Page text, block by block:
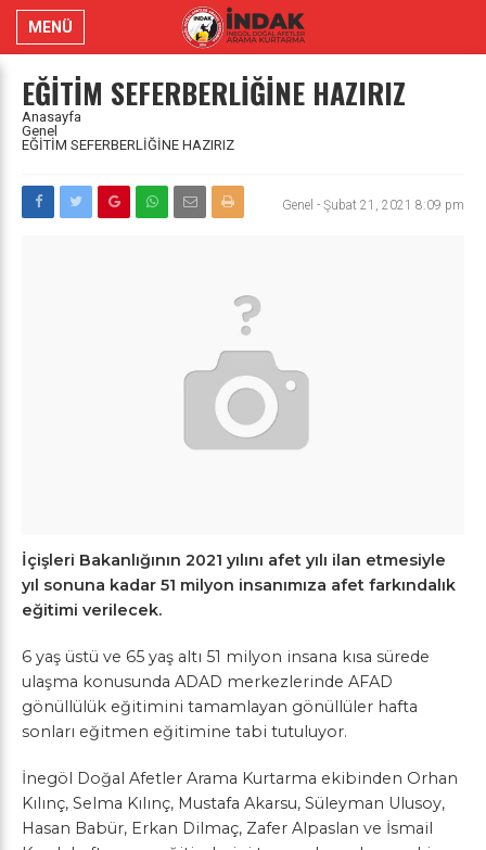
MENÜ
EĞİTİM SEFERBERLİĞİNE HAZIRIZ
Anasayfa
Genel
EĞİTİM SEFERBERLİĞİNE HAZIRIZ
Genel - Şubat 21, 2021 8:09 pm
İçişleri Bakanlığının 2021 yılını afet yılı ilan etmesiyle
yıl sonuna kadar 51 milyon insanımıza afet farkındalık
eğitimi verilecek.
6 yaş üstü ve 65 yaş altı 51 milyon insana kısa sürede
ulaşma konusunda ADAD merkezlerinde AFAD
gönüllülük eğitimini tamamlayan gönüllüler hafta
sonları eğitmen eğitimine tabi tutuluyor.
İnegöl Doğal Afetler Arama Kurtarma ekibinden Orhan
Kılınç, Selma Kılınç, Mustafa Akarsu, Süleyman Ulusoy,
Hasan Babür, Erkan Dilmaç, Zafer Alpaslan ve İsmail